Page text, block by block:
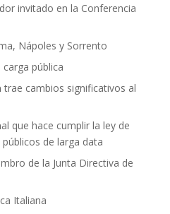
invitado en la Conferencia
Nápoles y Sorrento
pública
cambios significativos al
que hace cumplir la ley de
de larga data
de la Junta Directiva de
Italiana